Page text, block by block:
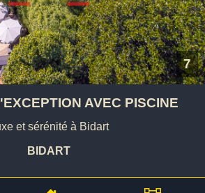
7
AVEC PISCINE
et sérénité à Bidart
BIDART